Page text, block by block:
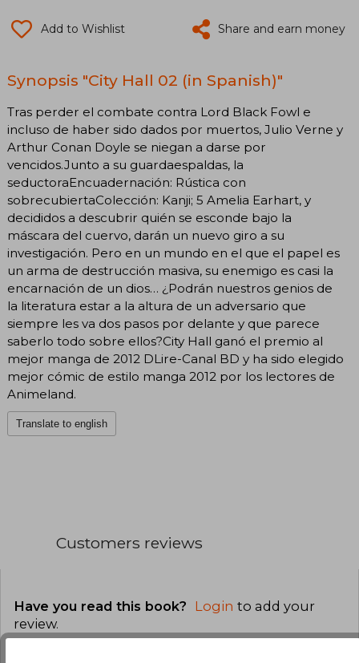
Add to Wishlist Share and earn money
Synopsis "City Hall 02 (in Spanish)"
Tras perder el combate contra Lord Black Fowl e
incluso de haber sido dados por muertos, Julio Verne y
Arthur Conan Doyle se niegan a darse por
vencidos.Junto a su guardaespaldas, la
seductoraEncuadernación: Rústica con
sobrecubiertaColección: Kanji; 5 Amelia Earhart, y
decididos a descubrir quién se esconde bajo la
máscara del cuervo, darán un nuevo giro a su
investigación. Pero en un mundo en el que el papel es
un arma de destrucción masiva, su enemigo es casi la
encarnación de un dios… ¿Podrán nuestros genios de
la literatura estar a la altura de un adversario que
siempre les va dos pasos por delante y que parece
saberlo todo sobre ellos?City Hall ganó el premio al
mejor manga de 2012 DLire-Canal BD y ha sido elegido
mejor cómic de estilo manga 2012 por los lectores de
Animeland.
Translate to english
Customers reviews
Have you read this book? Login to add your
review.